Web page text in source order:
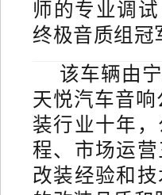
师的专业调
终极音质组冠
该车辆由
天悦汽车音
装行业十年
程、市场运
改装经验和